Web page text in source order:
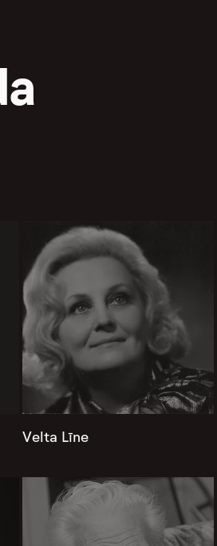
Velta Līne